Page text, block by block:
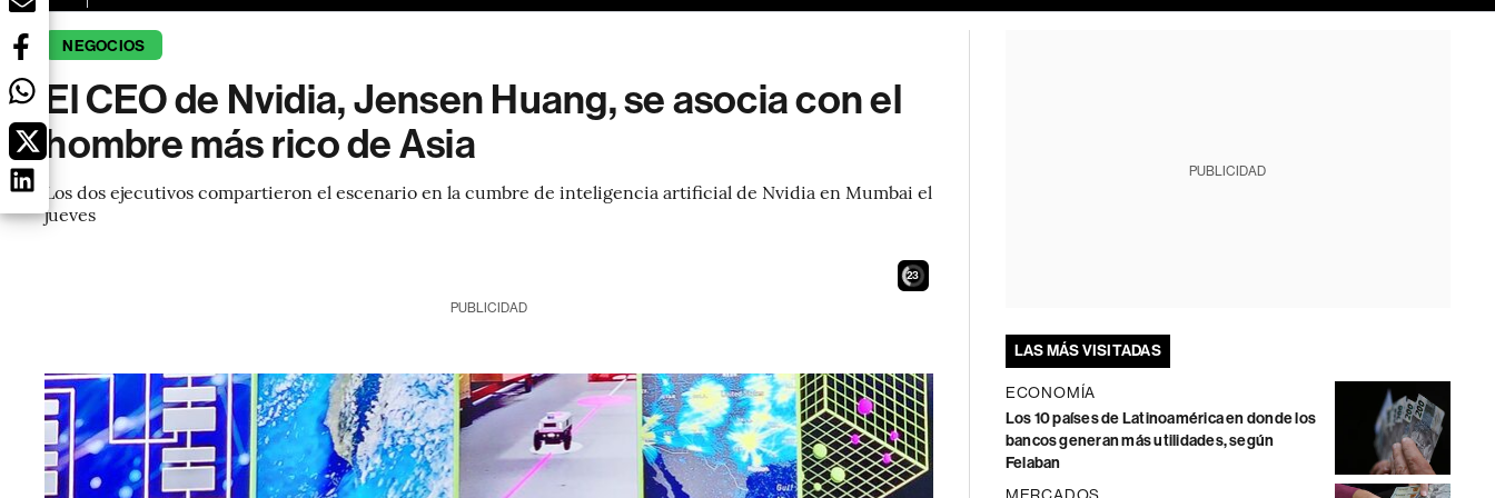
NEGOCIOS
El CEO de Nvidia, Jensen Huang, se asocia con el
hombre más rico de Asia
Los dos ejecutivos compartieron el escenario en la cumbre de inteligencia artificial de Nvidia en Mumbai el
jueves
21
PUBLICIDAD
PUBLICIDAD
LAS MÁS VISITADAS
ECONOMÍA
Los 10 países de Latinoamérica en donde los
bancos generan más utilidades, según
Felaban